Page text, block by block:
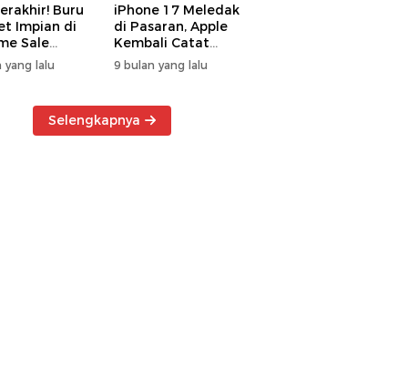
Buru
Impian di
Sale
Manado
yang lalu
iPhone 17 Meledak
di Pasaran, Apple
Kembali Catat
Rekor Cuan Global
9 bulan yang lalu
Selengkapnya